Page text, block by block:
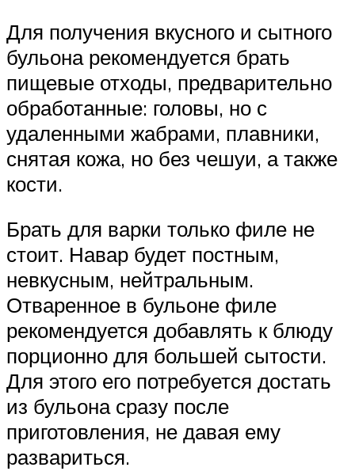
Для получения вкусного и сытного
бульона рекомендуется брать
пищевые отходы, предварительно
обработанные: головы, но с
удаленными жабрами, плавники,
снятая кожа, но без чешуи, а также
кости.
Брать для варки только филе не
стоит. Навар будет постным,
невкусным, нейтральным.
Отваренное в бульоне филе
рекомендуется добавлять к блюду
порционно для большей сытости.
Для этого его потребуется достать
из бульона сразу после
приготовления, не давая ему
развариться.